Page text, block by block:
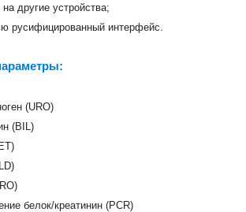
другие устройства;
русифицированный интерфейс.
(URO)
(BIL)
белок/креатинин (PCR)